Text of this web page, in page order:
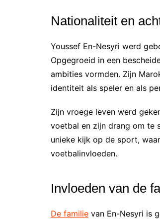
Nationaliteit en
Youssef En-Nesyri werd
Opgegroeid in een
ambities vormden. Zijn
identiteit als speler en als
Zijn vroege leven werd
voetbal en zijn drang om te
unieke kijk op de sport,
voetbalinvloeden.
Invloeden van de
De familie van En-Nesyri is